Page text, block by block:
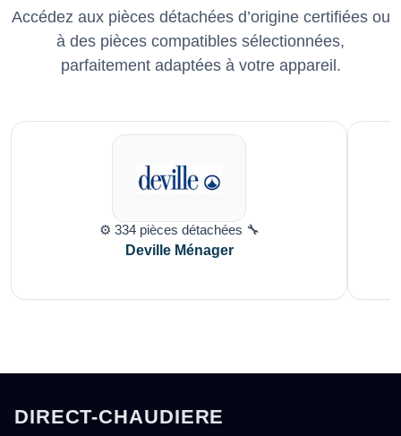
Accédez aux pièces détachées d’origine certifiées ou
à des pièces compatibles sélectionnées,
parfaitement adaptées à votre appareil.
⚙️ 334 pièces détachées 🔧
Deville Ménager
DIRECT-CHAUDIERE